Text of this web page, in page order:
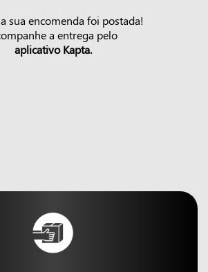
sua encomenda foi postada!
a entrega pelo
aplicativo Kapta.